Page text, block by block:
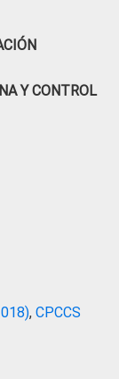
Y CONTROL
, CPCCS